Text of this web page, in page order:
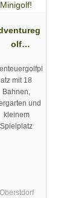
olf
weitaus
mehr als
atz mit 18
Bahnen,
und
kleinem
Spielplatz
Oberstdorf